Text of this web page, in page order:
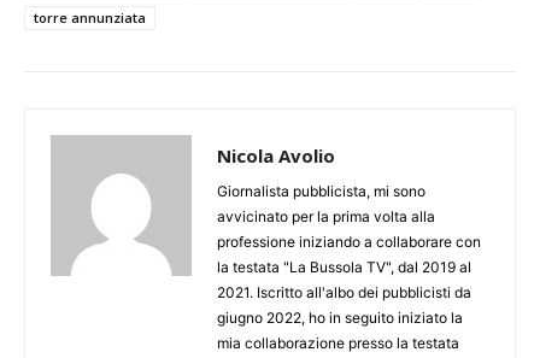
torre annunziata
Nicola Avolio
Giornalista pubblicista, mi sono
avvicinato per la prima volta alla
professione iniziando a collaborare con
la testata "La Bussola TV", dal 2019 al
2021. Iscritto all'albo dei pubblicisti da
giugno 2022, ho in seguito iniziato la
mia collaborazione presso la testata